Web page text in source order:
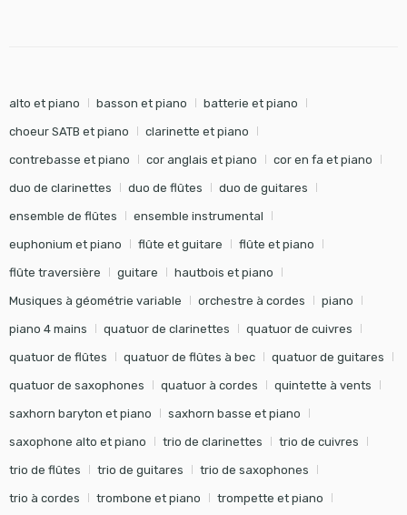
alto et piano basson et piano batterie et piano
choeur SATB et piano clarinette et piano
contrebasse et piano cor anglais et piano cor en fa et piano
duo de clarinettes duo de flûtes duo de guitares
ensemble de flûtes ensemble instrumental
euphonium et piano flûte et guitare flûte et piano
flûte traversière guitare hautbois et piano
Musiques à géométrie variable orchestre à cordes piano
piano 4 mains quatuor de clarinettes quatuor de cuivres
quatuor de flûtes quatuor de flûtes à bec quatuor de guitares
quatuor de saxophones quatuor à cordes quintette à vents
saxhorn baryton et piano saxhorn basse et piano
saxophone alto et piano trio de clarinettes trio de cuivres
trio de flûtes trio de guitares trio de saxophones
trio à cordes trombone et piano trompette et piano